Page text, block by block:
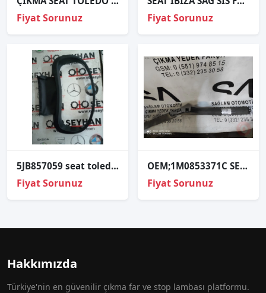
Fiyat Sorunuz Fiyat Sorunuz
5JB857059 seat toledo 2012-19 kilometre saati çercevesi
Fiyat Sorunuz
OEM;1M0853371C SEAT LEON-TOLEDO SOL EŞİK KAPLAMA
Fiyat Sorunuz
Hakkımızda
Türkiye'nin en güvenilir çıkma far ve stop lambası platformu.